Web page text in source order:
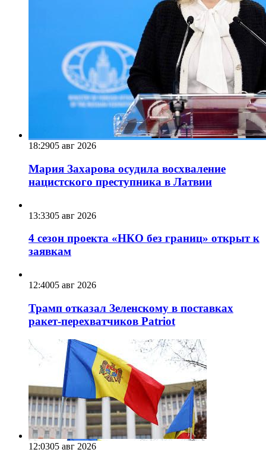
18:2905 авг 2026
Мария Захарова осудила восхваление
нацистского преступника в Латвии
13:3305 авг 2026
4 сезон проекта «НКО без границ» открыт к
заявкам
12:4005 авг 2026
Трамп отказал Зеленскому в поставках
ракет-перехватчиков Patriot
12:0305 авг 2026